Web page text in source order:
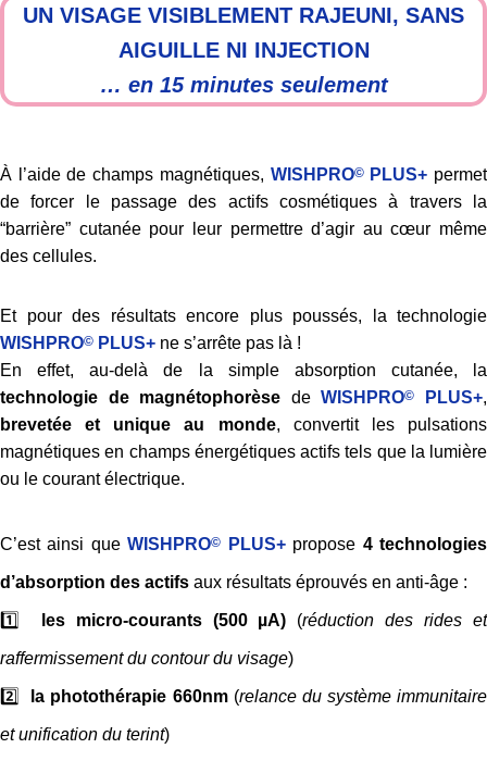
UN VISAGE VISIBLEMENT RAJEUNI, SANS
AIGUILLE NI INJECTION
… en 15 minutes seulement
À l’aide de champs magnétiques, WISHPRO©PLUS+ permet
de forcer le passage des actifs cosmétiques à travers la
“barrière” cutanée pour leur permettre d’agir au cœur même
des cellules.
Et pour des résultats encore plus poussés, la technologie
WISHPRO© PLUS+ ne s’arrête pas là !
En effet, au-delà de la simple absorption cutanée, la
technologie de magnétophorèse deWISHPRO© PLUS+,
brevetée et unique au monde, convertit les pulsations
magnétiques en champs énergétiques actifs tels que la lumière
ou le courant électrique.
C’est ainsi queWISHPRO© PLUS+propose 4 technologies
d’absorption des actifs aux résultats éprouvés en anti-âge :
1️⃣ les micro-courants (500 µA) (réduction des rides et
raffermissement du contour du visage)
2️⃣ la photothérapie 660nm(relance du système immunitaire
et unification du terint)